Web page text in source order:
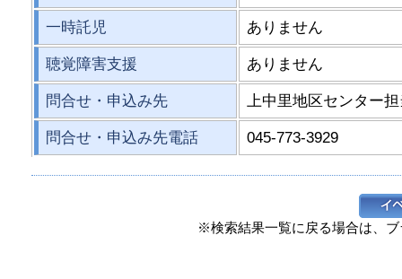
一時託児 ありません
聴覚障害支援 ありません
問合せ・申込み先 上中里地区センター
問合せ・申込み先電話 045-773-3929
※検索結果一覧に戻る場合は、